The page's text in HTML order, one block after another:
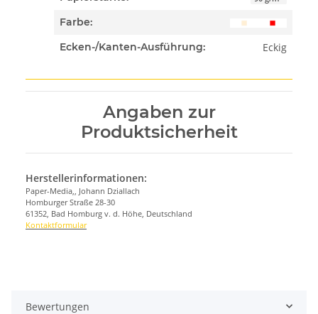
Farbe:
Ecken-/Kanten-Ausführung:
Eckig
Angaben zur
Produktsicherheit
Herstellerinformationen:
Paper-Media,, Johann Dziallach
Homburger Straße 28-30
61352, Bad Homburg v. d. Höhe, Deutschland
Kontaktformular
Bewertungen